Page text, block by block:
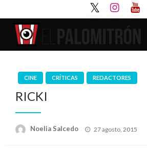
al
contenido
Tu espacio de la industria de cine
CINE CRÍTICAS REDACTORES
RICKI
Noelia Salcedo
Publicado
27 agosto, 2015